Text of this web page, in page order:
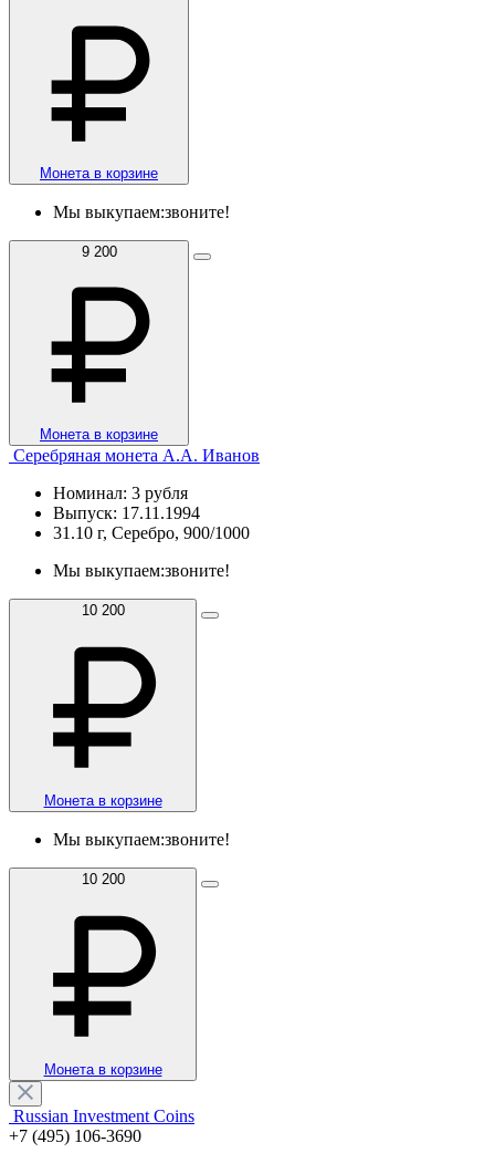
Монета в корзине
Мы выкупаем:звоните!
9 200
Монета в корзине
Серебряная монета А.А. Иванов
Номинал: 3 рубля
Выпуск: 17.11.1994
31.10 г, Серебро, 900/1000
Мы выкупаем:звоните!
10 200
Монета в корзине
Мы выкупаем:звоните!
10 200
Монета в корзине
Russian Investment Coins
+7 (495) 106-3690